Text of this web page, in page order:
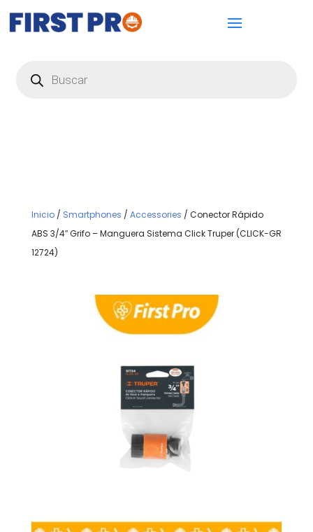
productos
Inicio/ Smartphones / Accessories / Conector Rápido
ABS 3/4″ Grifo – Manguera Sistema Click Truper (CLICK-GR
12724)